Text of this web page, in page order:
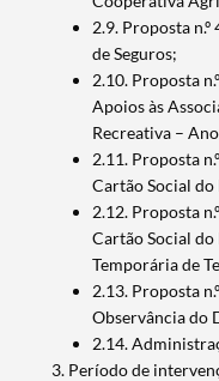
2.9. Proposta
de Seguros;
2.10. Proposta
Apoios às
Recreativa –
2.11. Proposta
Cartão Social
2.12. Proposta
Cartão Social
Temporária de
2.13. Proposta
Observância do
2.14.
Período de